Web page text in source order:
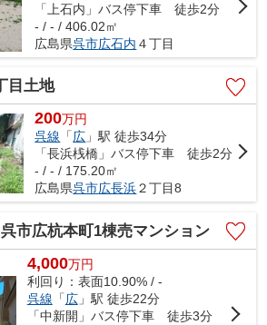
「上石内」バス停下車 徒歩2分
- / - / 406.02㎡
広島県呉市広石内 ４丁目
目土地
200万円
呉線 「広 」駅 徒歩34分
「長浜桟橋」バス停下車 徒歩2分
- / - / 175.20㎡
広島県呉市広長浜２丁目8
呉市広杭本町1棟売マンション
4,000万円
利回り：表面10.90% / -
呉線 「広」駅 徒歩22分
「中新開」バス停下車 徒歩3分